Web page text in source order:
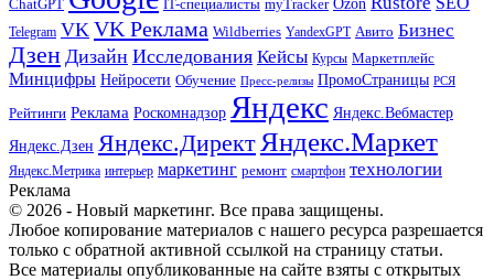
ChatGPT IT-специалисты myTracker Ozon
Telegram VK VK Реклама Wildberries YandexGPT Авито Бизнес
Дзен Дизайн Исследования Кейсы Курсы Маркетплейс
Минцифры Нейросети Обучение Пресс-релизы ПромоСтраницы РСЯ
Рейтинги Реклама Роскомнадзор Яндекс Яндекс.Вебмастер
Яндекс.Дзен Яндекс.ДиректЯндекс.Маркет
Яндекс.Метрика интерьер маркетинг ремонт смартфон технологии
Реклама
© 2026 - Новый маркетинг. Все права защищены.
Любое копирование материалов с нашего ресурса разрешается
только с обратной активной ссылкой на страницу статьи.
Все материалы опубликованные на сайте взяты с открытых